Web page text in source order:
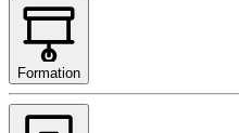
Formation